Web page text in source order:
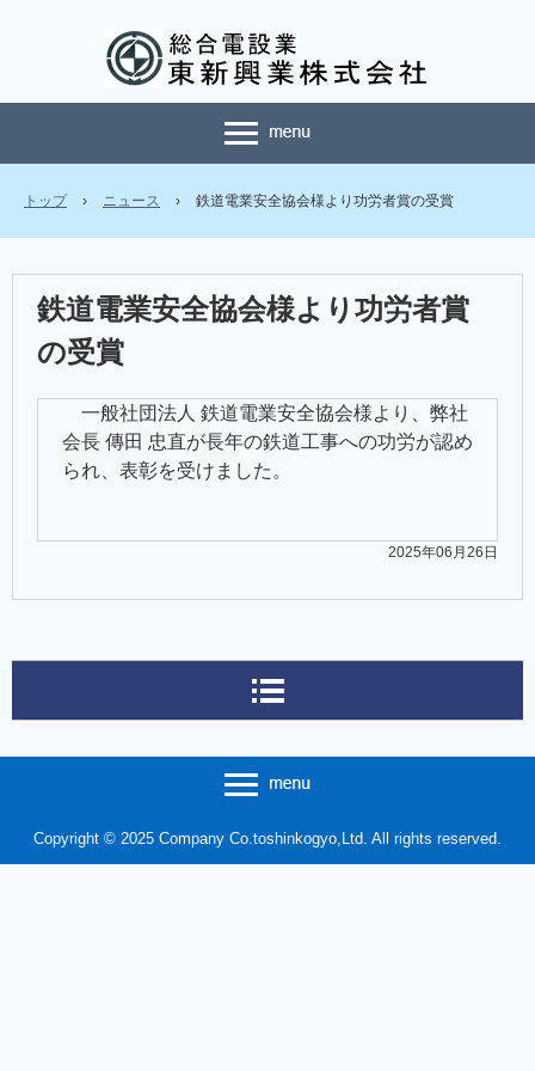
トップ › ニュース › 鉄道電業安全協会様より功労者賞の受賞
鉄道電業安全協会様より功労者賞
の受賞
一般社団法人 鉄道電業安全協会様より、弊社
会長 傳田 忠直が長年の鉄道工事への功労が認め
られ、表彰を受けました。
2025年06月26日
Copyright © 2025 Company Co.toshinkogyo,Ltd. All rights reserved.